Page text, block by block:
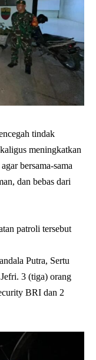
tindak
meningkatkan
bersama-sama
dan bebas dari
patroli tersebut
Putra, Sertu
3 (tiga) orang
BRI dan 2